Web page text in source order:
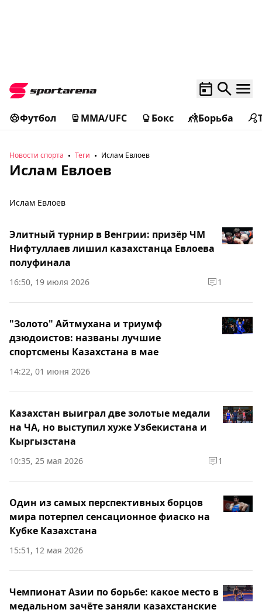
Футбол MMA/UFC Бокс Борьба
Новости спорта Теги Ислам Евлоев
Ислам Евлоев
Ислам Евлоев
Элитный турнир в Венгрии: призёр ЧМ
Нифтуллаев лишил казахстанца Евлоева
полуфинала
16:50, 19 июля 2026 1
"Золото" Айтмухана и триумф
дзюдоистов: названы лучшие
спортсмены Казахстана в мае
14:22, 01 июня 2026
Казахстан выиграл две золотые медали
на ЧА, но выступил хуже Узбекистана и
Кыргызстана
10:35, 25 мая 2026 1
Один из самых перспективных борцов
мира потерпел сенсационное фиаско на
Кубке Казахстана
15:51, 12 мая 2026
Чемпионат Азии по борьбе: какое место в
медальном зачёте заняли казахстанские